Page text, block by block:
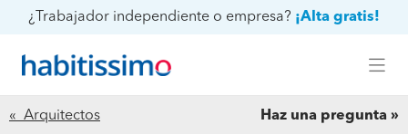
¿Trabajador independiente o empresa? ¡Alta gratis!
« Arquitectos Haz una pregunta